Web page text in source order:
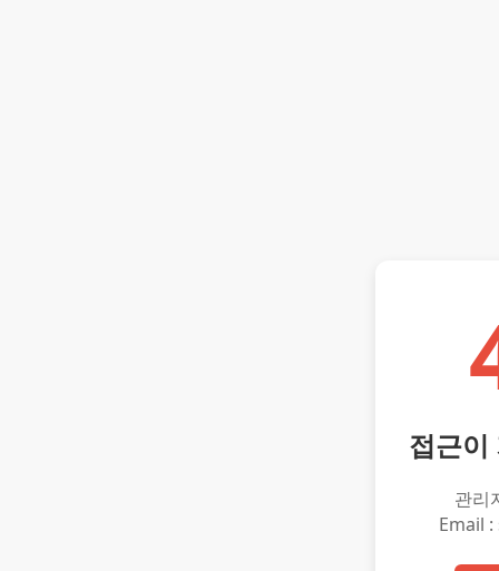
접근이
관리
Email